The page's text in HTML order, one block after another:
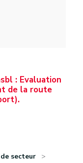
: Evaluation
de la route
secteur